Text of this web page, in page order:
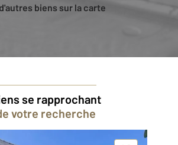
d'autres biens sur la carte
se rapprochant
votre recherche